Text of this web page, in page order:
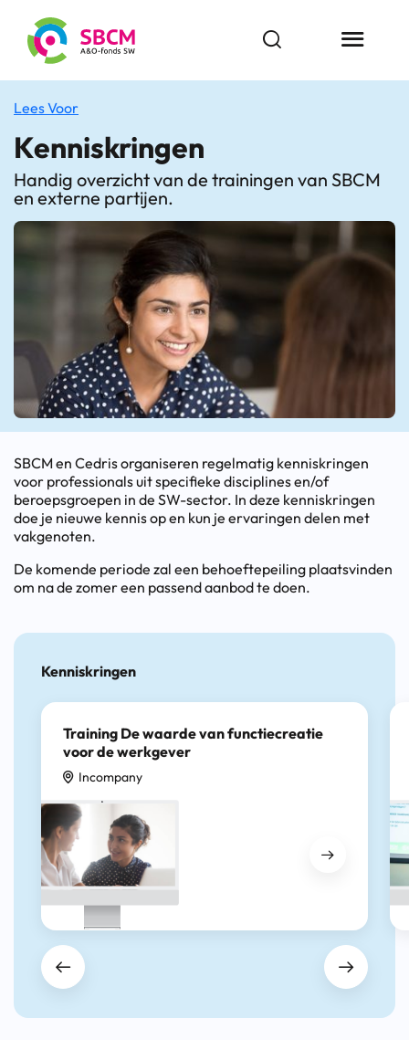
inhoud
Open zoekbalk
Menu
Lees Voor
Kenniskringen
Handig overzicht van de trainingen van SBCM
en externe partijen.
SBCM en Cedris organiseren regelmatig kenniskringen
voor professionals uit specifieke disciplines en/of
beroepsgroepen in de SW-sector. In deze kenniskringen
doe je nieuwe kennis op en kun je ervaringen delen met
vakgenoten.
De komende periode zal een behoeftepeiling plaatsvinden
om na de zomer een passend aanbod te doen.
Kenniskringen
Training De waarde van functiecreatie
voor de werkgever
Incompany